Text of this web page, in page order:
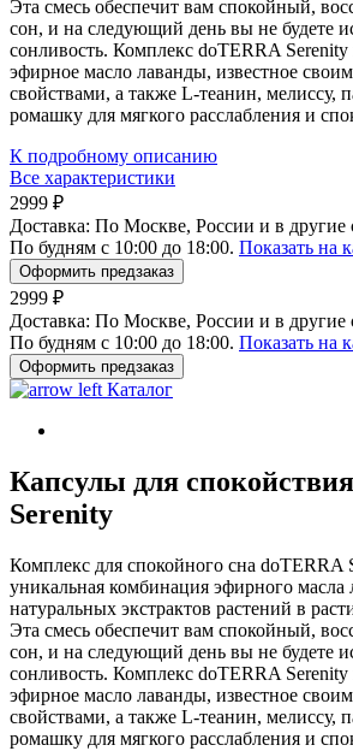
Эта смесь обеспечит вам спокойный,
сон, и на следующий день вы не будете
сонливость. Комплекс doTERRA Serenity
эфирное масло лаванды, известное
свойствами, а также L-теанин, мелиссу,
ромашку для мягкого расслабления и
К подробному описанию
Все характеристики
2999 ₽
Доставка: По Москве, России и в другие
По будням с 10:00 до 18:00. Показать на
Оформить предзаказ
2999 ₽
Доставка: По Москве, России и в другие
По будням с 10:00 до 18:00. Показать на
Оформить предзаказ
Каталог
Капсулы для
Serenity
Комплекс для спокойного сна doTERRA
уникальная комбинация эфирного масла
натуральных экстрактов растений в
Эта смесь обеспечит вам спокойный,
сон, и на следующий день вы не будете
сонливость. Комплекс doTERRA Serenity
эфирное масло лаванды, известное
свойствами, а также L-теанин, мелиссу,
ромашку для мягкого расслабления и